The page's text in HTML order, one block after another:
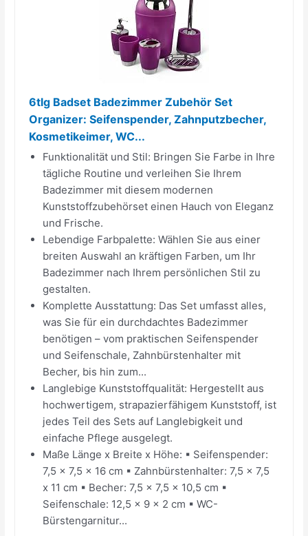
6tlg Badset Badezimmer Zubehör Set
Organizer: Seifenspender, Zahnputzbecher,
Kosmetikeimer, WC...
Funktionalität und Stil: Bringen Sie Farbe in Ihre
tägliche Routine und verleihen Sie Ihrem
Badezimmer mit diesem modernen
Kunststoffzubehörset einen Hauch von Eleganz
und Frische.
Lebendige Farbpalette: Wählen Sie aus einer
breiten Auswahl an kräftigen Farben, um Ihr
Badezimmer nach Ihrem persönlichen Stil zu
gestalten.
Komplette Ausstattung: Das Set umfasst alles,
was Sie für ein durchdachtes Badezimmer
benötigen – vom praktischen Seifenspender
und Seifenschale, Zahnbürstenhalter mit
Becher, bis hin zum...
Langlebige Kunststoffqualität: Hergestellt aus
hochwertigem, strapazierfähigem Kunststoff, ist
jedes Teil des Sets auf Langlebigkeit und
einfache Pflege ausgelegt.
Maße Länge x Breite x Höhe: ▪ Seifenspender:
7,5 x 7,5 x 16 cm ▪ Zahnbürstenhalter: 7,5 x 7,5
x 11 cm ▪ Becher: 7,5 x 7,5 x 10,5 cm ▪
Seifenschale: 12,5 x 9 x 2 cm ▪ WC-
Bürstengarnitur...